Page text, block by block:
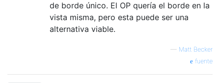
de borde único. El OP quería el borde en la
vista misma, pero esta puede ser una
alternativa viable.
— Matt Becker
fuente